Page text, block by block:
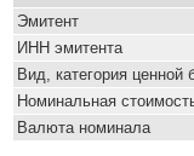
Эмитент
ИНН эмитента
Вид, категория ценной
Номинальная
Валюта номинала